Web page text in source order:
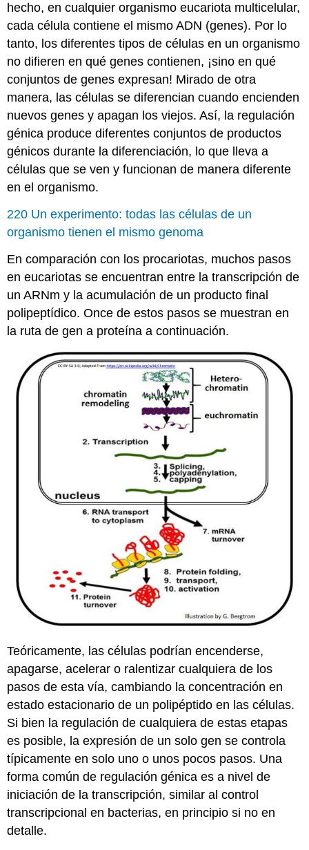
hecho, en cualquier organismo eucariota multicelular,
cada célula contiene el mismo ADN (genes). Por lo
tanto, los diferentes tipos de células en un organismo
no difieren en qué genes contienen, ¡sino en qué
conjuntos de genes expresan! Mirado de otra
manera, las células se diferencian cuando encienden
nuevos genes y apagan los viejos. Así, la regulación
génica produce diferentes conjuntos de productos
génicos durante la diferenciación, lo que lleva a
células que se ven y funcionan de manera diferente
en el organismo.
220 Un experimento: todas las células de un
organismo tienen el mismo genoma
En comparación con los procariotas, muchos pasos
en eucariotas se encuentran entre la transcripción de
un ARNm y la acumulación de un producto final
polipeptídico. Once de estos pasos se muestran en
la ruta de gen a proteína a continuación.
Teóricamente, las células podrían encenderse,
apagarse, acelerar o ralentizar cualquiera de los
pasos de esta vía, cambiando la concentración en
estado estacionario de un polipéptido en las células.
Si bien la regulación de cualquiera de estas etapas
es posible, la expresión de un solo gen se controla
típicamente en solo uno o unos pocos pasos. Una
forma común de regulación génica es a nivel de
iniciación de la transcripción, similar al control
transcripcional en bacterias, en principio si no en
detalle.